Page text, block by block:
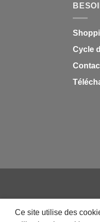
Cycle
Ce site utilise des